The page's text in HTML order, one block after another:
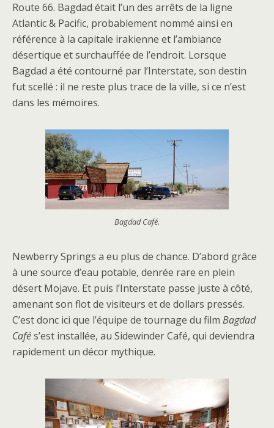
Route 66. Bagdad était l’un des arrêts de la ligne
Atlantic & Pacific, probablement nommé ainsi en
référence à la capitale irakienne et l’ambiance
désertique et surchauffée de l’endroit. Lorsque
Bagdad a été contourné par l’Interstate, son destin
fut scellé : il ne reste plus trace de la ville, si ce n’est
dans les mémoires.
Bagdad Café.
Newberry Springs a eu plus de chance. D’abord grâce
à une source d’eau potable, denrée rare en plein
désert Mojave. Et puis l’Interstate passe juste à côté,
amenant son flot de visiteurs et de dollars pressés.
C’est donc ici que l’équipe de tournage du film Bagdad
Cafés’est installée, au Sidewinder Café, qui deviendra
rapidement un décor mythique.